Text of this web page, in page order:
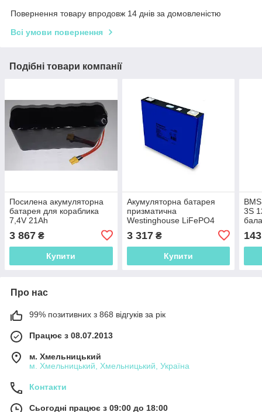
Повернення товару впродовж 14 днів за домовленістю
Всі умови повернення
Подібні товари компанії
Посилена акумуляторна
батарея для кораблика
7,4V 21Ah
3 867 ₴
Купити
Акумуляторна батарея
призматична
Westinghouse LiFePO4
3 317₴
Купити
3S
143
Про нас
99% позитивних з 868 відгуків за рік
Працює з 08.07.2013
м. Хмельницький
м. Хмельницький, Хмельницький, Україна
Контакти
Сьогодні працює з 09:00 до 18:00